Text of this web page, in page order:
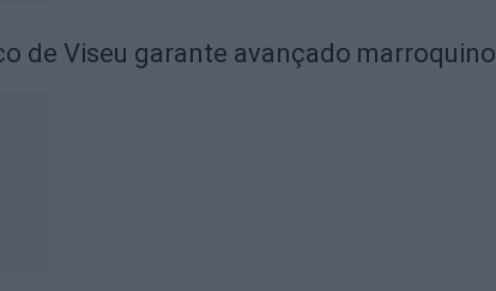
de Viseu garante avançado marroquino